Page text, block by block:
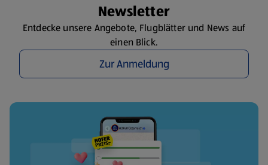
Newsletter
Entdecke unsere Angebote, Flugblätter und News auf
einen Blick.
Zur Anmeldung